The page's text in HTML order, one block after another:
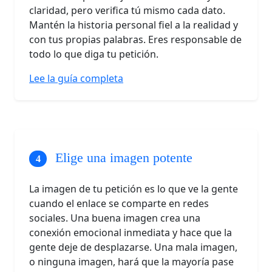
claridad, pero verifica tú mismo cada dato.
Mantén la historia personal fiel a la realidad y
con tus propias palabras. Eres responsable de
todo lo que diga tu petición.
Lee la guía completa
Elige una imagen potente
La imagen de tu petición es lo que ve la gente
cuando el enlace se comparte en redes
sociales. Una buena imagen crea una
conexión emocional inmediata y hace que la
gente deje de desplazarse. Una mala imagen,
o ninguna imagen, hará que la mayoría pase